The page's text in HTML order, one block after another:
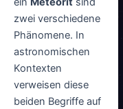
zwei verschiedene
Phänomene. In
astronomischen
Kontexten
verweisen diese
beiden Begriffe auf